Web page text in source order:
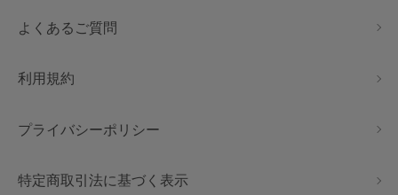
よくあるご質問
利用規約
プライバシーポリシー
特定商取引法に基づく表示